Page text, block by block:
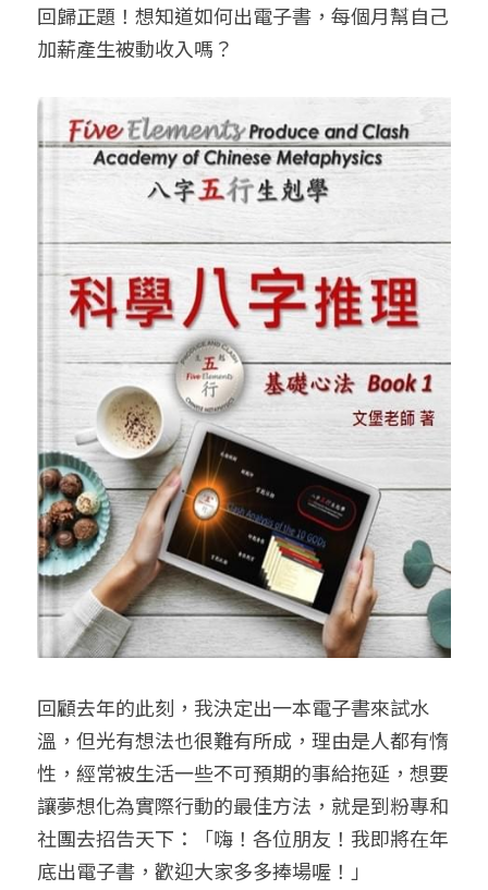
回歸正題！想知道如何出電子書，每個月幫自己
加薪產生被動收入嗎？
回顧去年的此刻，我決定出一本電子書來試水
溫，但光有想法也很難有所成，理由是人都有惰
性，經常被生活一些不可預期的事給拖延，想要
讓夢想化為實際行動的最佳方法，就是到粉專和
社團去招告天下：「嗨！各位朋友！我即將在年
底出電子書，歡迎大家多多捧場喔！」